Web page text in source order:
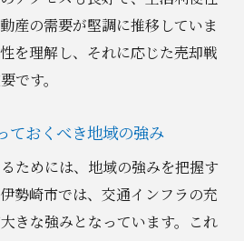
産の需要が堅調に推移していま
を理解し、それに応じた売却戦
です。
ておくべき地域の強み
ためには、地域の強みを把握す
勢崎市では、交通インフラの充
きな強みとなっています。これ